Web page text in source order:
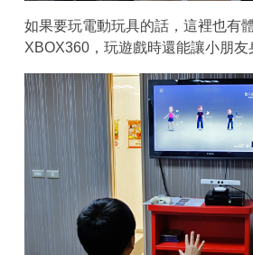
如果要玩電動玩具的話，這裡也有
XBOX360，玩遊戲時還能讓小朋友